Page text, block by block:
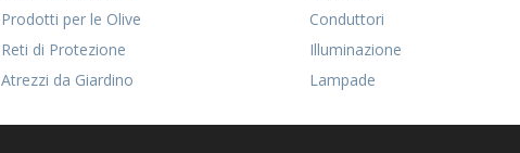
Prodotti per le Olive
Reti di Protezione
Atrezzi da Giardino
Conduttori
Illuminazione
Lampade